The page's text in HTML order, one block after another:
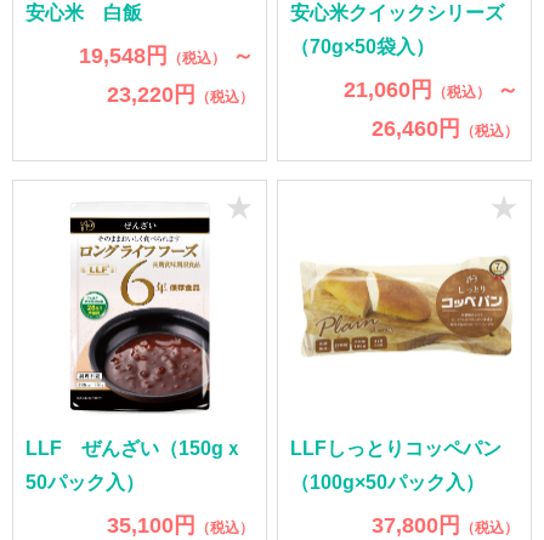
安心米 白飯
19,548円 （税込）
～
23,220円
（税込）
安心米クイックシリーズ
（70g×50袋入）
21,060円 （税込）
～
26,460円
（税込）
LLF ぜんざい（150gｘ
50パック入）
35,100円 （税込）
★
LLFしっとりコッペパン
（100g×50パック入）
37,800円 （税込）
★